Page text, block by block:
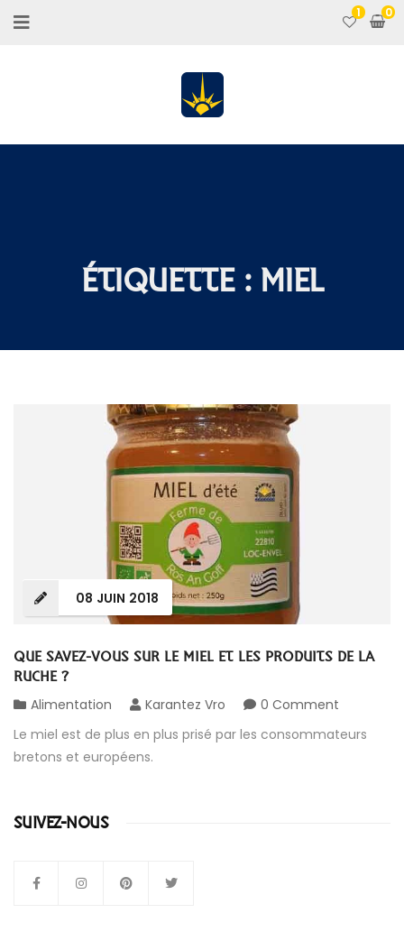
1
ÉTIQUETTE : MIEL
08 JUIN 2018
QUE SAVEZ-VOUS SUR LE MIEL ET LES PRODUITS DE LA
RUCHE ?
Alimentation
Karantez Vro
0 Comment
Le miel est de plus en plus prisé par les consommateurs
bretons et européens.
SUIVEZ-NOUS